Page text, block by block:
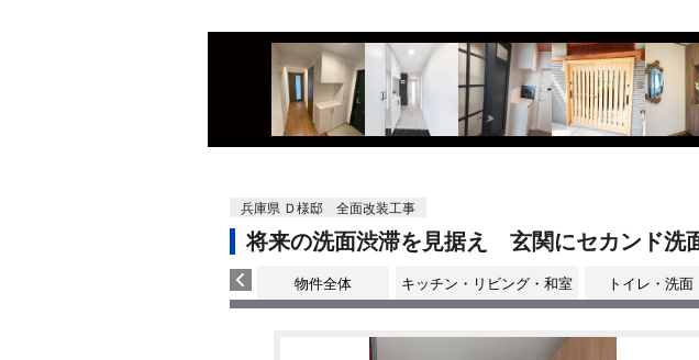
兵庫県 Ｄ様邸 全面改装工事
将来の洗面渋滞を見据え 玄関にセカンド洗
物件全体 キッチン・リビング・和室 トイレ・洗面